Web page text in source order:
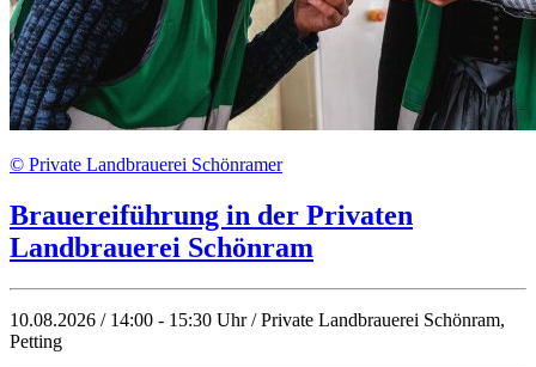
© Private Landbrauerei Schönramer
Brauereiführung in der Privaten
Landbrauerei Schönram
10.08.2026 / 14:00 - 15:30 Uhr / Private Landbrauerei Schönram,
Petting